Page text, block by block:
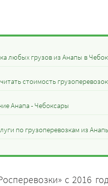
любых грузов из Анапы в
стоимость
Анапа - Чебоксары
по грузоперевозкам из
с 2016